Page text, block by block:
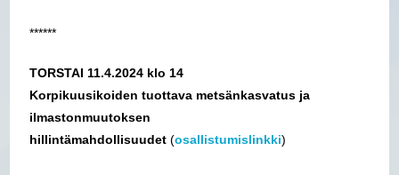
******
TORSTAI 11.4.2024 klo 14
Korpikuusikoiden tuottava metsänkasvatus ja
ilmastonmuutoksen
hillintämahdollisuudet (osallistumislinkki)